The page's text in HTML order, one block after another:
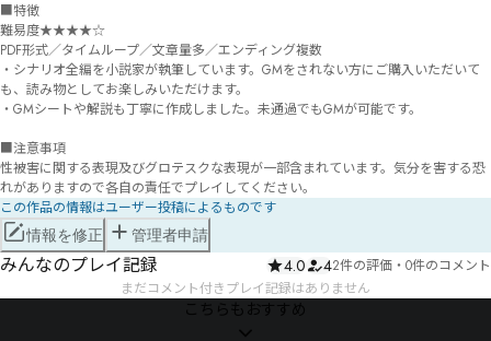
■特徴
難易度★★★★☆
PDF形式／タイムループ／文章量多／エンディング複数
・シナリオ全編を小説家が執筆しています。GMをされない方にご購入いただいて
も、読み物としてお楽しみいただけます。
・GMシートや解説も丁寧に作成しました。未通過でもGMが可能です。
■注意事項
性被害に関する表現及びグロテスクな表現が一部含まれています。気分を害する恐
れがありますので各自の責任でプレイしてください。
この作品の情報はユーザー投稿によるものです
情報を修正 管理者申請
みんなのプレイ記録 4.0 42件の評価 ・ 0件のコメント
まだコメント付きプレイ記録はありません
こちらもおすすめ